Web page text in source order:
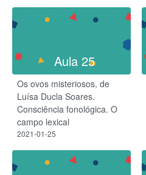
Aula 25
Os ovos misteriosos, de
Luísa Ducla Soares.
Consciência fonológica. O
campo lexical
2021-01-25